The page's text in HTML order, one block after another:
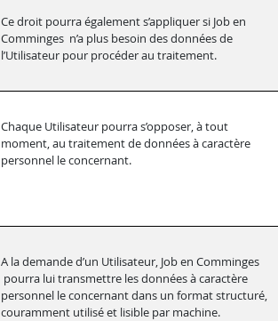
Ce droit pourra également s’appliquer si Job en
Comminges n’a plus besoin des données de
l’Utilisateur pour procéder au traitement.
Chaque Utilisateur pourra s’opposer, à tout
moment, au traitement de données à caractère
personnel le concernant.
A la demande d’un Utilisateur, Job en Comminges
pourra lui transmettre les données à caractère
personnel le concernant dans un format structuré,
couramment utilisé et lisible par machine.